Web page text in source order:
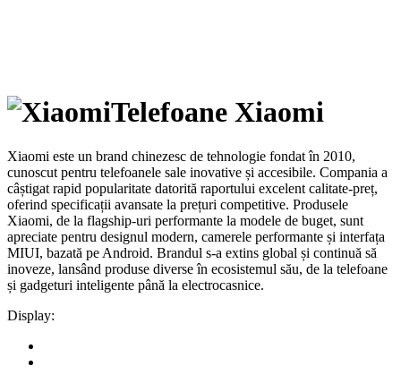
Telefoane Xiaomi
Xiaomi este un brand chinezesc de tehnologie fondat în 2010,
cunoscut pentru telefoanele sale inovative și accesibile. Compania a
câștigat rapid popularitate datorită raportului excelent calitate-preț,
oferind specificații avansate la prețuri competitive. Produsele
Xiaomi, de la flagship-uri performante la modele de buget, sunt
apreciate pentru designul modern, camerele performante și interfața
MIUI, bazată pe Android. Brandul s-a extins global și continuă să
inoveze, lansând produse diverse în ecosistemul său, de la telefoane
și gadgeturi inteligente până la electrocasnice.
Display: